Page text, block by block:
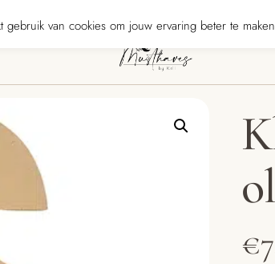
240 reviewers
€
gebruik van cookies om jouw ervaring beter te